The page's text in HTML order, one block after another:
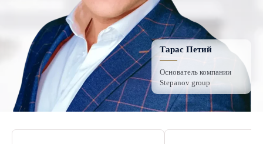
Тарас Петий
Основатель компании
Stepanov group